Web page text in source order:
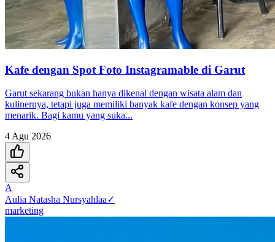
Kafe dengan Spot Foto Instagramable di Garut
Garut sekarang bukan hanya dikenal dengan wisata alam dan
kulinernya, tetapi juga memiliki banyak kafe dengan konsep yang
menarik. Bagi kamu yang suka...
4 Agu 2026
A
Aulia Natasha Nursyahlaa✓
marketing